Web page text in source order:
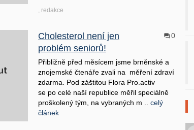
, redakce
Cholesterol není jen
problém seniorů!
0
Přibližně před měsícem jsme brněnské a
znojemské čtenáře zvali na měření zdraví
zdarma. Pod záštitou Flora Pro.activ
se po celé naší republice měřil speciálně
proškolený tým, na vybraných m .. celý
článek